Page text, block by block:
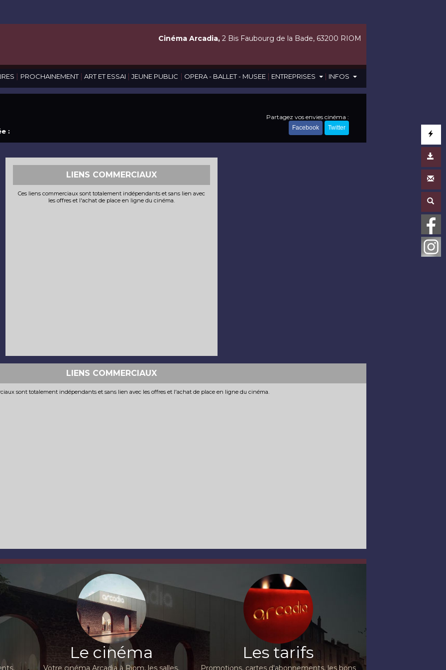
| PROCHAINEMENT | ART ET ESSAI | JEUNE PUBLIC | OPERA - BALLET - MUSEE | ENTREPRISES | INFOS
Cinéma Arcadia, 2 Bis Faubourg de la Bade, 63200 RIOM
:
Partagez vos envies cinéma :
Facebook Twitter
LIENS COMMERCIAUX
Ces liens commerciaux sont totalement indépendants et sans lien avec
les offres et l'achat de place en ligne du cinéma.
LIENS COMMERCIAUX
sont totalement indépendants et sans lien avec les offres et l'achat de place en ligne du cinéma.
Le cinéma
Votre cinéma Arcadia à Riom, les salles,
Les tarifs
Promotions, cartes d'abonnements, les bons